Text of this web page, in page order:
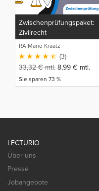
Zwischenprüfungspaket:
Zivilrecht
RA Mario Kraatz
(3)
33,32€mtl. 8,99 € mtl.
Sie sparen 73 %
LECTURIO
Über uns
Presse
Jobangebote